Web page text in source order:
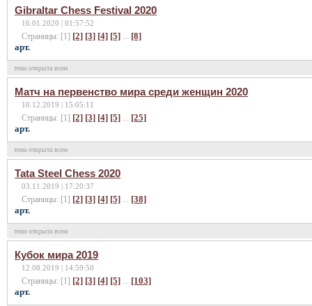
Gibraltar Chess Festival 2020
16.01.2020 | 01:57:52
Страницы: [1] [2] [3] [4] [5] ... [8]
арт.
тема открыта всем
Матч на первенство мира среди женщин 2020
10.12.2019 | 15:05:11
Страницы: [1] [2] [3] [4] [5] ... [25]
арт.
тема открыта всем
Tata Steel Chess 2020
03.11.2019 | 17:20:37
Страницы: [1] [2] [3] [4] [5] ... [38]
арт.
тема открыта всем
Кубок мира 2019
12.08.2019 | 14:59:50
Страницы: [1] [2] [3] [4] [5] ... [103]
арт.